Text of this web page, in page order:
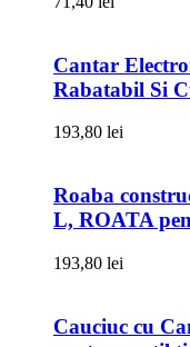
Cantar
Rabatabil Si
193,80 lei
Roaba
L, ROATA
193,80 lei
Cauciuc cu